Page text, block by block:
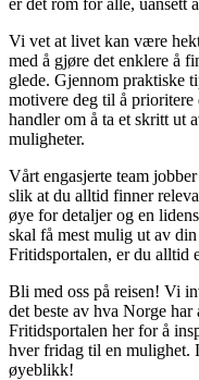
er det rom for alle, uansett
Vi vet at livet kan være
med å gjøre det enklere å
glede. Gjennom praktiske
motivere deg til å
handler om å ta et skritt ut
muligheter.
Vårt engasjerte team
slik at du alltid finner
øye for detaljer og en
skal få mest mulig ut av
Fritidsportalen, er du alltid
Bli med oss på reisen! Vi
det beste av hva Norge
Fritidsportalen her for å
hver fridag til en mulighet.
øyeblikk!